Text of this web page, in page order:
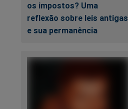
os impostos? Uma
reflexão sobre leis antigas
e sua permanência